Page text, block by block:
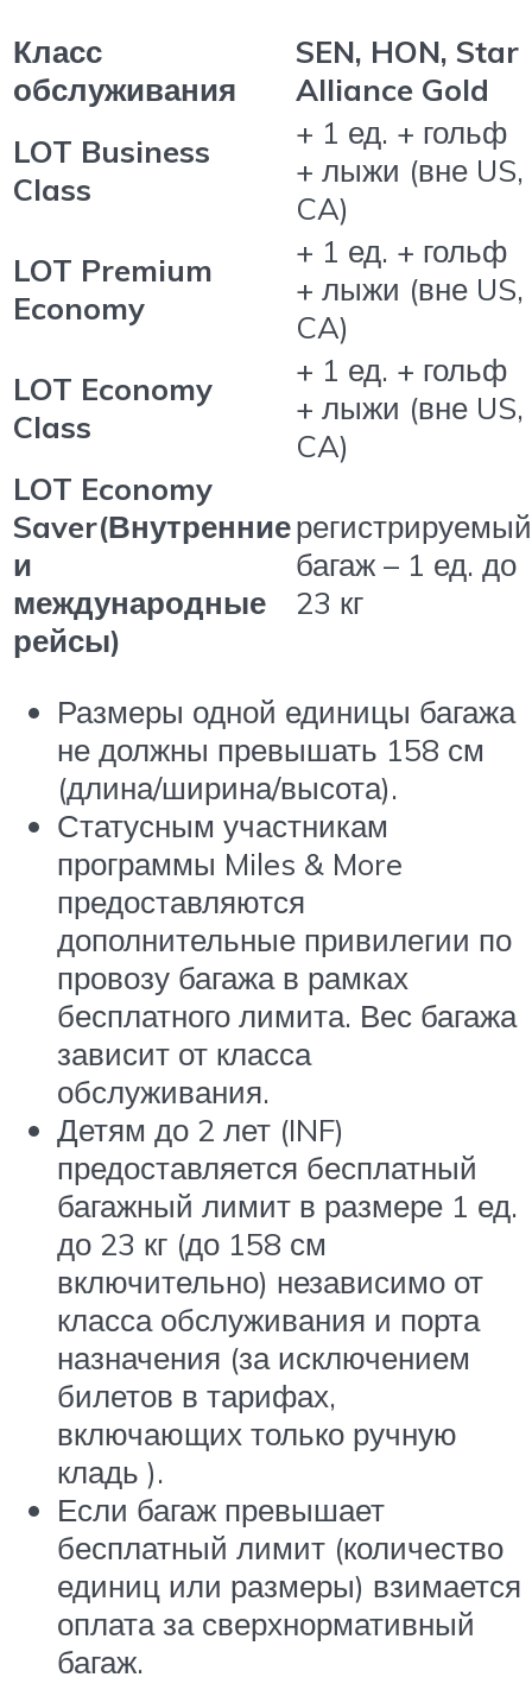
Класс
обслуживания
SEN, HON, Star
Alliance Gold
LOT Business
Class
+ 1 ед. + гольф
+ лыжи (вне US,
CA)
LOT Premium
Economy
+ 1 ед. + гольф
+ лыжи (вне US,
CA)
LOT Economy
Class
+ 1 ед. + гольф
+ лыжи (вне US,
CA)
LOT Economy
Saver(Внутренние
и
международные
рейсы)
регистрируемый
багаж – 1 ед. до
23 кг
Размеры одной единицы багажа
не должны превышать 158 см
(длина/ширина/высота).
Статусным участникам
программы Miles & More
предоставляются
дополнительные привилегии по
провозу багажа в рамках
бесплатного лимита. Вес багажа
зависит от класса
обслуживания.
Детям до 2 лет (INF)
предоставляется бесплатный
багажный лимит в размере 1 ед.
до 23 кг (до 158 см
включительно) независимо от
класса обслуживания и порта
назначения (за исключением
билетов в тарифах,
включающих только ручную
кладь ).
Если багаж превышает
бесплатный лимит (количество
единиц или размеры) взимается
оплата за сверхнормативный
багаж.